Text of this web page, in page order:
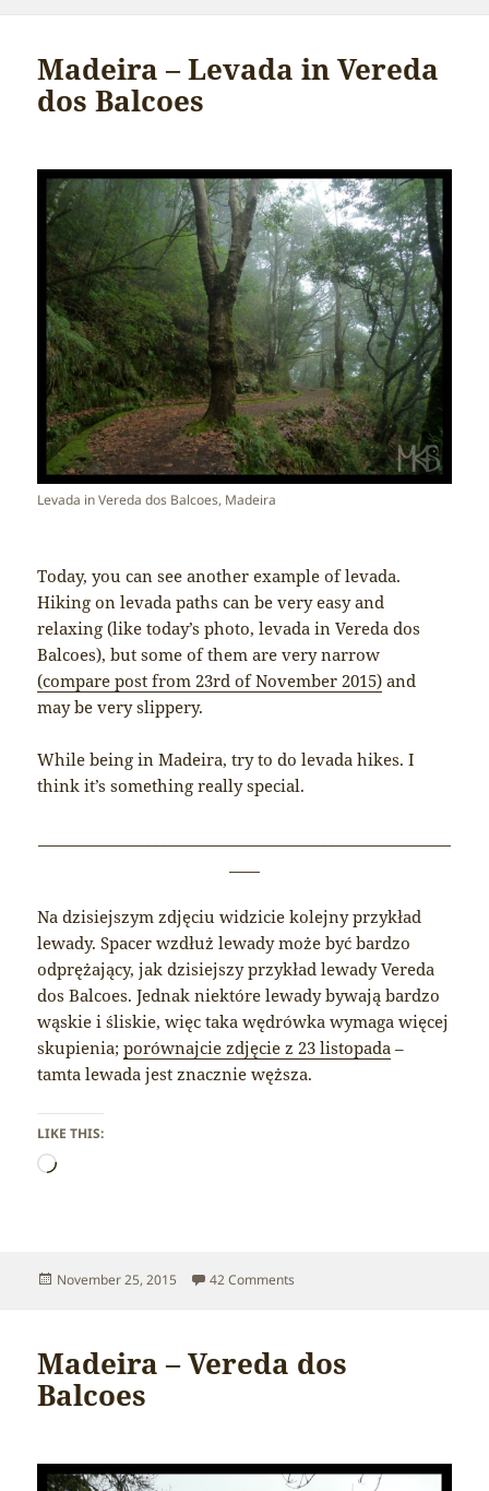
Madeira – Levada in Vereda
dos Balcoes
Levada in Vereda dos Balcoes, Madeira
Today, you can see another example of levada.
Hiking on levada paths can be very easy and
relaxing (like today’s photo, levada in Vereda dos
Balcoes), but some of them are very narrow
(compare post from 23rd of November 2015) and
may be very slippery.
While being in Madeira, try to do levada hikes. I
think it’s something really special.
Na dzisiejszym zdjęciu widzicie kolejny przykład
lewady. Spacer wzdłuż lewady może być bardzo
odprężający, jak dzisiejszy przykład lewady Vereda
dos Balcoes. Jednak niektóre lewady bywają bardzo
wąskie i śliskie, więc taka wędrówka wymaga więcej
skupienia;porównajcie zdjęcie z 23 listopada –
tamta lewada jest znacznie węższa.
LIKE THIS:
Loading…
Posted
November 25, 2015 42 Comments
Madeira – Vereda dos
Balcoes